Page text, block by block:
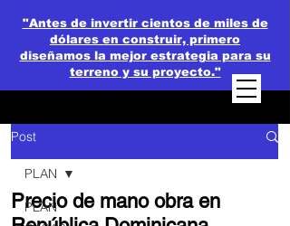
"Antes de invertir cientos de miles de
dólares en construir, primero
diseñamos la mejor estrategia para su
terreno y su proyecto."
Post
PLAN
PLAN
Precio de mano obra en